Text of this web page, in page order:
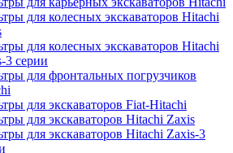
для колесных экскаваторов Hitachi
для колесных экскаваторов Hitachi
3 серии
для фронтальных погрузчиков
для экскаваторов Fiat-Hitachi
для экскаваторов Hitachi Zaxis
для экскаваторов Hitachi Zaxis-3